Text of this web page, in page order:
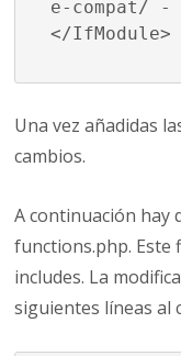
e-compat/ -
</IfModule>
Una vez añadidas
cambios.
A continuación hay
functions.php. Este
includes. La
siguientes líneas al